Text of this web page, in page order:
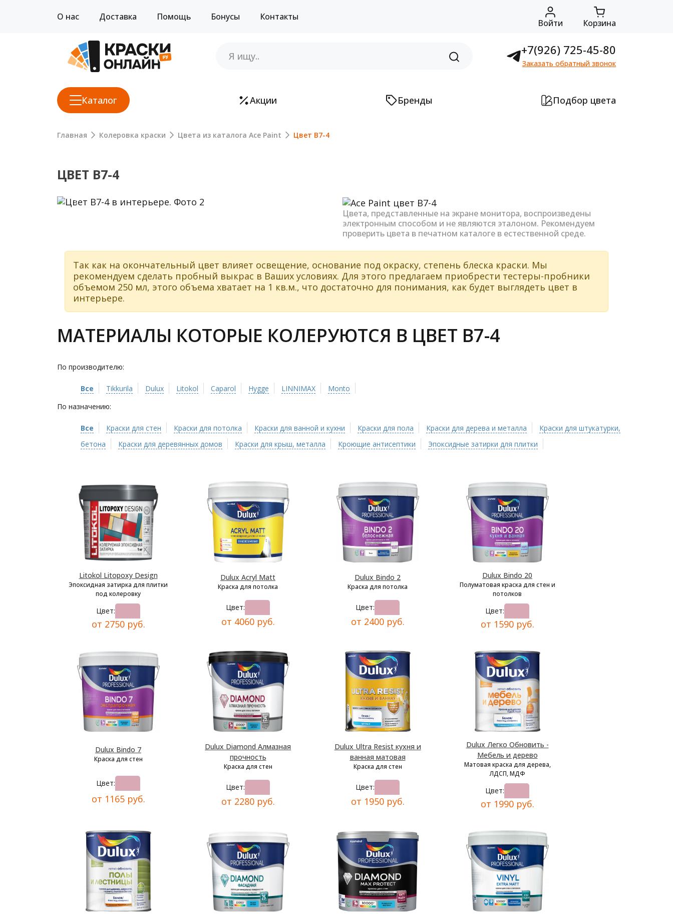
О нас Доставка Помощь Бонусы Контакты
Войти Корзина
+7(926) 725-45-80
Заказать обратный звонок
Каталог Акции Бренды Подбор цвета
Главная Колеровка краски Цвета из каталога Ace Paint Цвет B7-4
ЦВЕТ B7-4
Previous
Цвета, представленные на экране монитора, воспроизведены
электронным способом и не являются эталоном. Рекомендуем
проверить цвета в печатном каталоге в естественной среде.
Так как на окончательный цвет влияет освещение, основание под окраску, степень блеска краски. Мы
рекомендуем сделать пробный выкрас в Ваших условиях. Для этого предлагаем приобрести тестеры-пробники
объемом 250 мл, этого объема хватает на 1 кв.м., что достаточно для понимания, как будет выглядеть цвет в
интерьере.
МАТЕРИАЛЫ КОТОРЫЕ КОЛЕРУЮТСЯ В ЦВЕТ B7-4
По производителю:
Все Tikkurila Dulux Litokol Caparol Hygge LINNIMAX
Monto
По назначению:
Все Краски для стен Краски для потолка Краски для ванной и кухни Краски для пола Краски для дерева и металла
Краски для штукатурки,
бетона
Краски для деревянных домов Краски для крыш, металла Кроющие антисептики Эпоксидные затирки для плитки
Litokol Litopoxy Design
Эпоксидная затирка для плитки
под колеровку
Цвет:
от 2750 руб.
Dulux Acryl Matt
Краска для потолка
Цвет:
от 4060 руб.
Dulux Bindo 2
Краска для потолка
Цвет:
от 2400 руб.
Dulux Bindo 20
Полуматовая краска для стен и
потолков
Цвет:
от 1590 руб.
Dulux Bindo 7
Краска для стен
Цвет:
от 1165 руб.
Dulux Diamond Алмазная
прочность
Краска для стен
Цвет:
от 2280 руб.
Dulux Ultra Resist кухня и
ванная матовая
Краска для стен
Цвет:
от 1950 руб.
Dulux Легко Обновить -
Мебель и дерево
Матовая краска для дерева,
ЛДСП, МДФ
Цвет:
от 1990 руб.